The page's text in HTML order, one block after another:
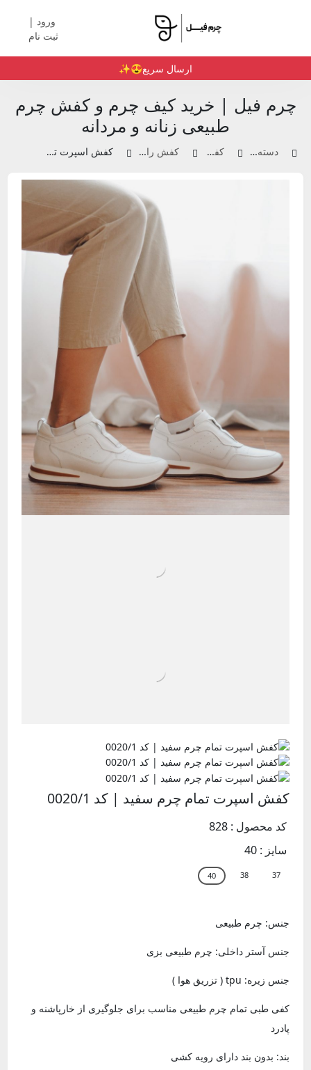
ورود |
ثبت نام
ارسال سریع😍✨️
چرم فیل | خرید کیف چرم و کفش چرم
طبیعی زنانه و مردانه
دسته بندی محصولات کفش چرم زنانه کفش راحتی و اسنیکر زنانه کفش اسپرت تمام چرم سفید | کد 0020/1
کفش اسپرت تمام چرم سفید | کد 0020/1
کد محصول : 828
سایز :40
جنس: چرم طبیعی
جنس آستر داخلی: چرم طبیعی بزی
جنس زیره: tpu ( تزریق هوا )
کفی طبی تمام چرم طبیعی مناسب برای جلوگیری از خارپاشنه و
پادرد
بند: بدون بند دارای رویه کشی